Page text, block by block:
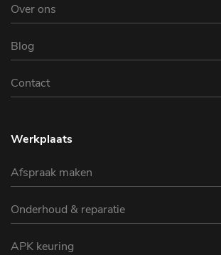
Over ons
Blog
Contact
Werkplaats
Afspraak maken
Onderhoud & reparatie
APK keuring